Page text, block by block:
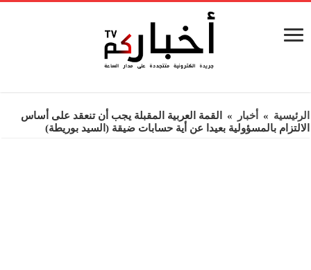
الرئيسية » أخبار »
القمة العربية المقبلة يجب أن تنعقد على أساس
الالتزام بالمسؤولية بعيدا عن أية حسابات ضيقة (السيد بوريطة)